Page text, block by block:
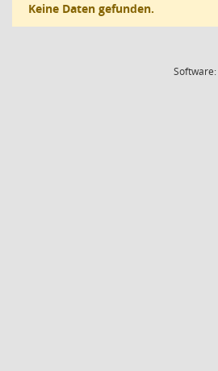
Keine Daten gefunden.
Software: